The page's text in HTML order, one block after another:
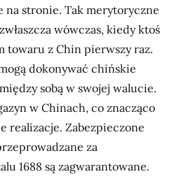
na stronie. Tak merytoryczne
wówczas, kiedy ktoś
towaru z Chin pierwszy raz.
dokonywać chińskie
sobą w swojej walucie.
w Chinach, co znacząco
realizacje. Zabezpieczone
za
1688 są zagwarantowane.